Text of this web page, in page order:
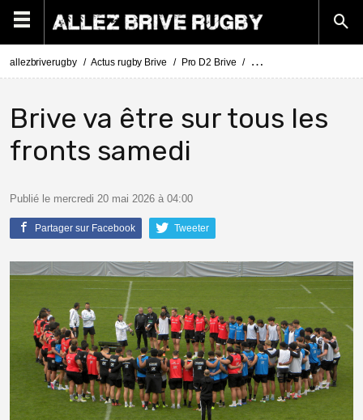
allezbriverugby Actus rugby Brive Pro D2 Brive Le CA Brive se prépare
Brive va être sur tous les
fronts samedi
Publié le mercredi 20 mai 2026 à 04:00
Partager sur Facebook Tweeter